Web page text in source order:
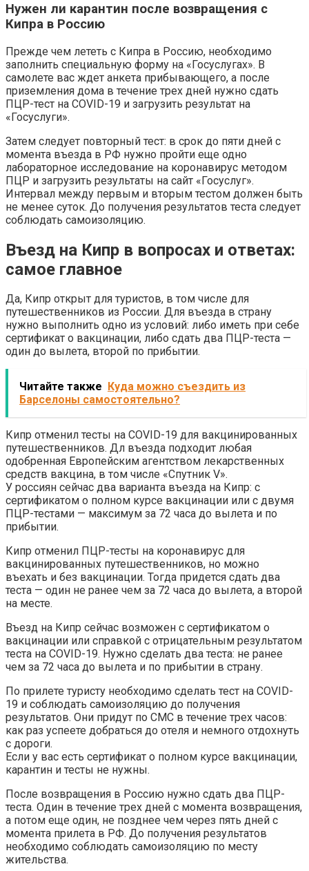
Нужен ли карантин после возвращения с
Кипра в Россию
Прежде чем лететь с Кипра в Россию, необходимо
заполнить специальную форму на «Госуслугах». В
самолете вас ждет анкета прибывающего, а после
приземления дома в течение трех дней нужно сдать
ПЦР-тест на COVID-19 и загрузить результат на
«Госуслуги».
Затем следует повторный тест: в срок до пяти дней с
момента въезда в РФ нужно пройти еще одно
лабораторное исследование на коронавирус методом
ПЦР и загрузить результаты на сайт «Госуслуг».
Интервал между первым и вторым тестом должен быть
не менее суток. До получения результатов теста следует
соблюдать самоизоляцию.
Въезд на Кипр в вопросах и ответах:
самое главное
Да, Кипр открыт для туристов, в том числе для
путешественников из России. Для въезда в страну
нужно выполнить одно из условий: либо иметь при себе
сертификат о вакцинации, либо сдать два ПЦР-теста —
один до вылета, второй по прибытии.
Читайте также
Куда можно съездить из
Барселоны самостоятельно?
Кипр отменил тесты на COVID-19 для вакцинированных
путешественников. Дл въезда подходит любая
одобренная Европейским агентством лекарственных
средств вакцина, в том числе «Спутник V».
У россиян сейчас два варианта въезда на Кипр: с
сертификатом о полном курсе вакцинации или с двумя
ПЦР-тестами — максимум за 72 часа до вылета и по
прибытии.
Кипр отменил ПЦР-тесты на коронавирус для
вакцинированных путешественников, но можно
въехать и без вакцинации. Тогда придется сдать два
теста — один не ранее чем за 72 часа до вылета, а второй
на месте.
Въезд на Кипр сейчас возможен с сертификатом о
вакцинации или справкой с отрицательным результатом
теста на COVID-19. Нужно сделать два теста: не ранее
чем за 72 часа до вылета и по прибытии в страну.
По прилете туристу необходимо сделать тест на COVID-
19 и соблюдать самоизоляцию до получения
результатов. Они придут по СМС в течение трех часов:
как раз успеете добраться до отеля и немного отдохнуть
с дороги.
Если у вас есть сертификат о полном курсе вакцинации,
карантин и тесты не нужны.
После возвращения в Россию нужно сдать два ПЦР-
теста. Один в течение трех дней с момента возвращения,
а потом еще один, не позднее чем через пять дней с
момента прилета в РФ. До получения результатов
необходимо соблюдать самоизоляцию по месту
жительства.